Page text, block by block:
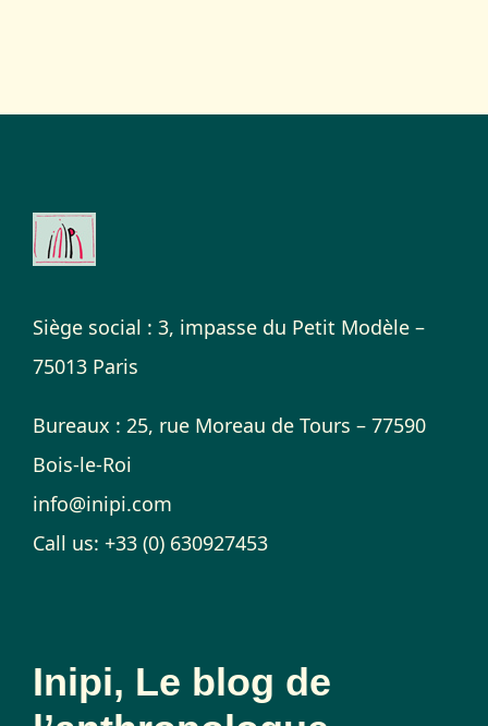
Siège social : 3, impasse du Petit Modèle –
75013 Paris
Bureaux : 25, rue Moreau de Tours – 77590
Bois-le-Roi
info@inipi.com
Call us: +33 (0) 630927453
Inipi, Le blog de